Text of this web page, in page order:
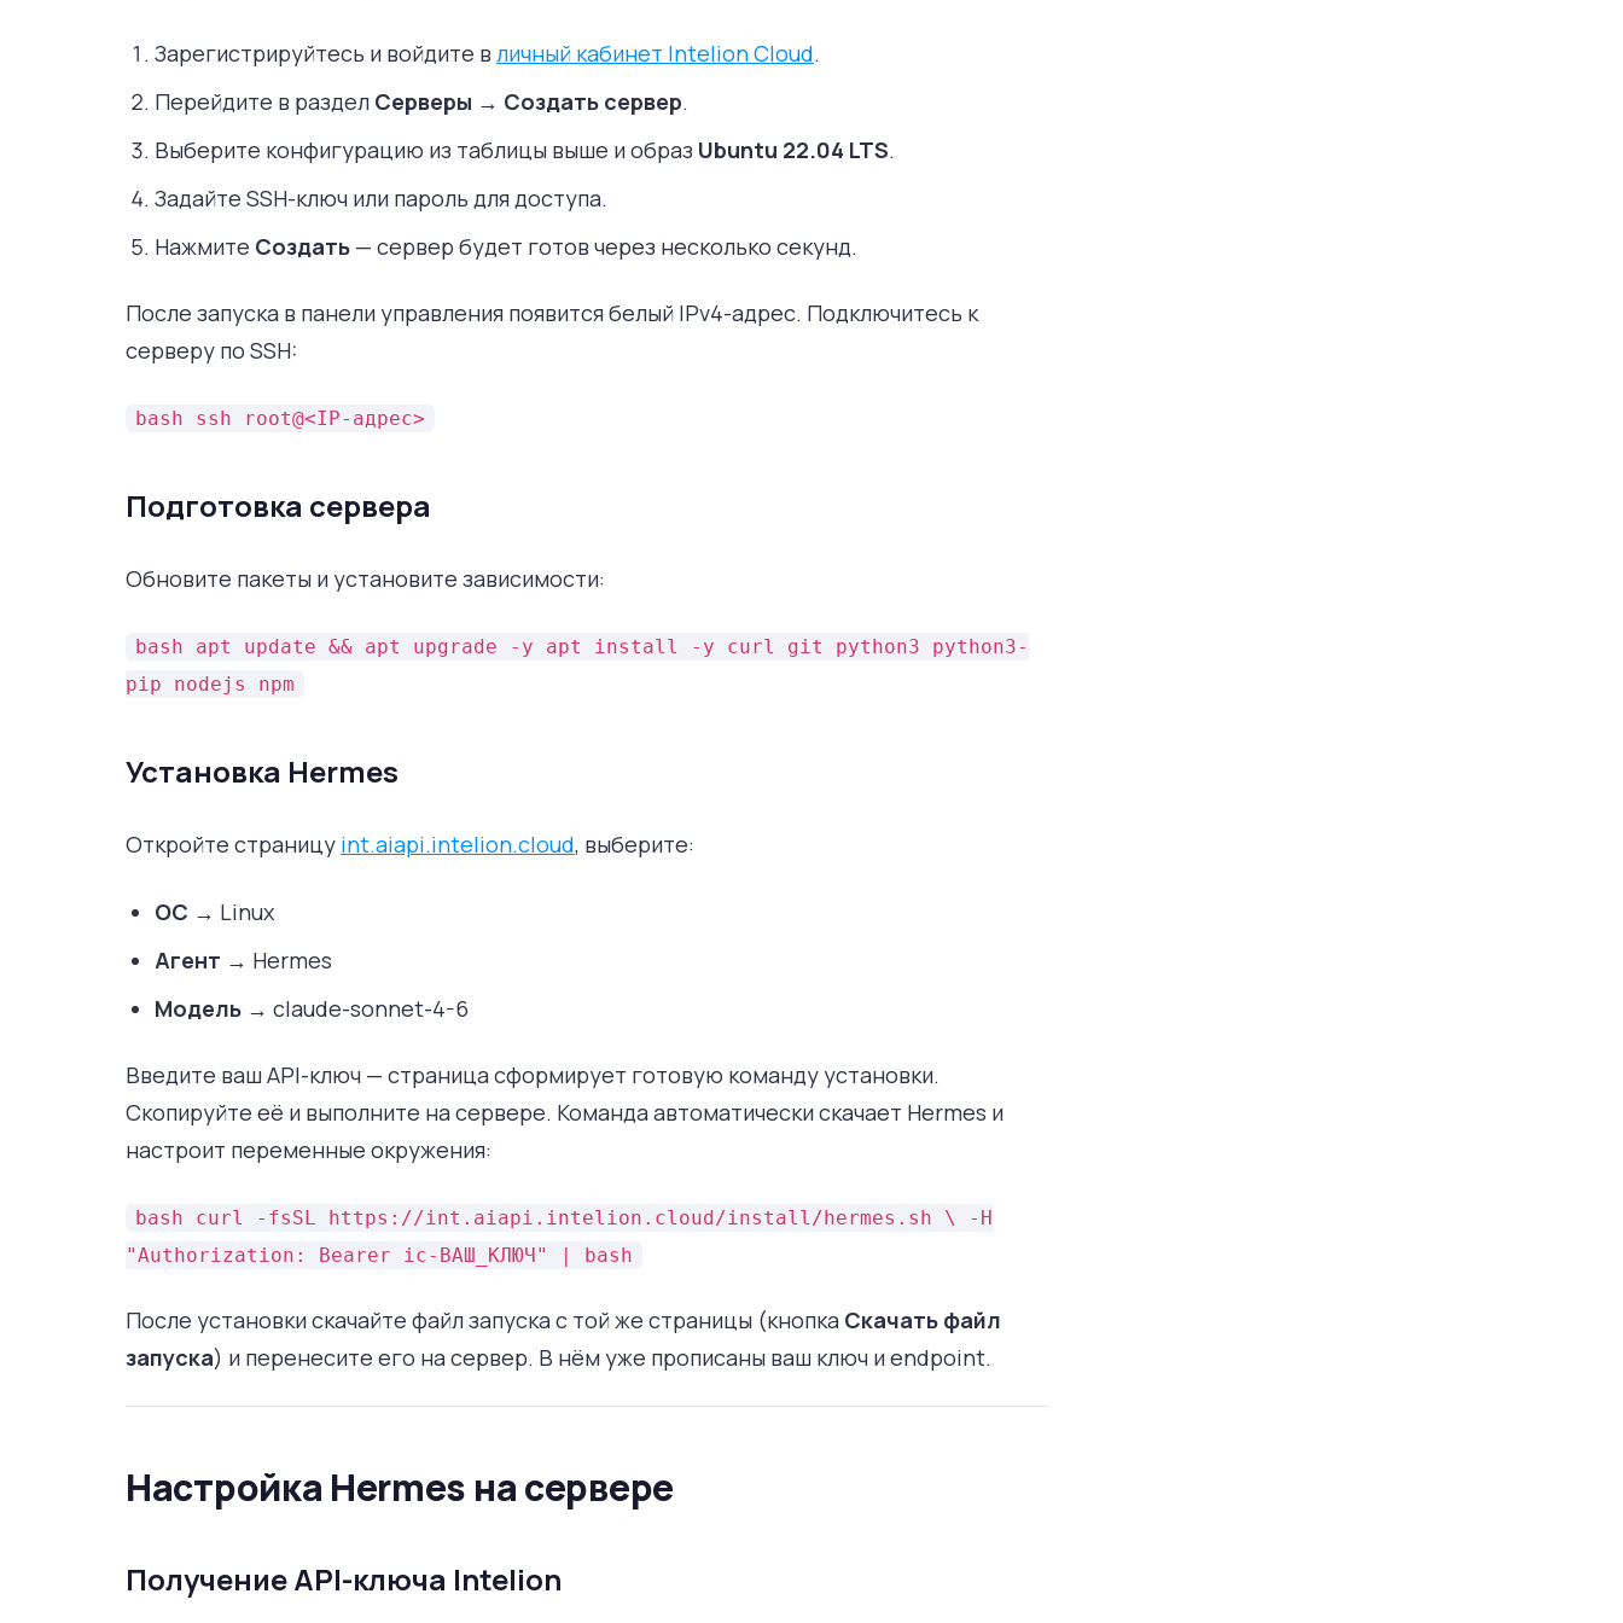
Зарегистрируйтесь и войдите в личный кабинет Intelion Cloud.
Перейдите в раздел Серверы → Создать сервер.
Выберите конфигурацию из таблицы выше и образ Ubuntu 22.04 LTS.
Задайте SSH-ключ или пароль для доступа.
Нажмите Создать — сервер будет готов через несколько секунд.
После запуска в панели управления появится белый IPv4-адрес. Подключитесь к
серверу по SSH:
bash ssh root@<IP-адрес>
Подготовка сервера
Обновите пакеты и установите зависимости:
bash apt update && apt upgrade -y apt install -y curl git python3 python3-
pip nodejs npm
Установка Hermes
Откройте страницу int.aiapi.intelion.cloud, выберите:
ОС → Linux
Агент → Hermes
Модель → claude-sonnet-4-6
Введите ваш API-ключ — страница сформирует готовую команду установки.
Скопируйте её и выполните на сервере. Команда автоматически скачает Hermes и
настроит переменные окружения:
bash curl -fsSL https://int.aiapi.intelion.cloud/install/hermes.sh \ -H
"Authorization: Bearer ic-ВАШ_КЛЮЧ" | bash
После установки скачайте файл запуска с той же страницы (кнопка Скачать файл
запуска) и перенесите его на сервер. В нём уже прописаны ваш ключ и endpoint.
Настройка Hermes на сервере
Получение API-ключа Intelion